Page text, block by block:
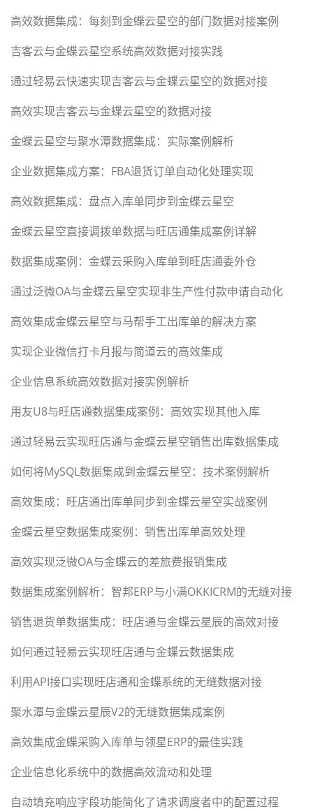
高效数据集成：每刻到金蝶云星空的部门数据对接案例
吉客云与金蝶云星空系统高效数据对接实践
通过轻易云快速实现吉客云与金蝶云星空的数据对接
高效实现吉客云与金蝶云星空的数据对接
金蝶云星空与聚水潭数据集成：实际案例解析
企业数据集成方案：FBA退货订单自动化处理实现
高效数据集成：盘点入库单同步到金蝶云星空
金蝶云星空直接调拨单数据与旺店通集成案例详解
数据集成案例：金蝶云采购入库单到旺店通委外仓
通过泛微OA与金蝶云星空实现非生产性付款申请自动化
高效集成金蝶云星空与马帮手工出库单的解决方案
实现企业微信打卡月报与简道云的高效集成
企业信息系统高效数据对接实例解析
用友U8与旺店通数据集成案例：高效实现其他入库
通过轻易云实现旺店通与金蝶云星空销售出库数据集成
如何将MySQL数据集成到金蝶云星空：技术案例解析
高效集成：旺店通出库单同步到金蝶云星空实战案例
金蝶云星空数据集成案例：销售出库单高效处理
高效实现泛微OA与金蝶云的差旅费报销集成
数据集成案例解析：智邦ERP与小满OKKICRM的无缝对接
销售退货单数据集成：旺店通与金蝶云星辰的高效对接
如何通过轻易云实现旺店通与金蝶云数据集成
利用API接口实现旺店通和金蝶系统的无缝数据对接
聚水潭与金蝶云星辰V2的无缝数据集成案例
高效集成金蝶采购入库单与领星ERP的最佳实践
企业信息化系统中的数据高效流动和处理
自动填充响应字段功能简化了请求调度者中的配置过程